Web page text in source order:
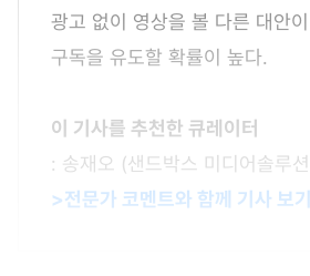
광고 없이 영상을 볼 다른 대안
구독을 유도할 확률이 높다.
이 기사를 추천한 큐레이터
: 송재오 (샌드박스 미디어솔루
>전문가 코멘트와 함께 기사 보